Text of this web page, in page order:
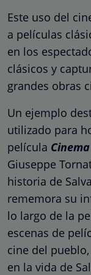
Este uso del
a películas
en los
clásicos y
grandes obras
Un ejemplo
utilizado para
película
Giuseppe
historia de
rememora su
lo largo de la
escenas de
cine del
en la vida de